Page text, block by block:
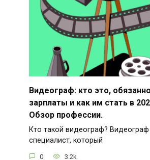
Видеограф: кто это,
зарплаты и как им стать в
Обзор профессии.
Кто такой видеограф?
специалист, который
0 3.2k.